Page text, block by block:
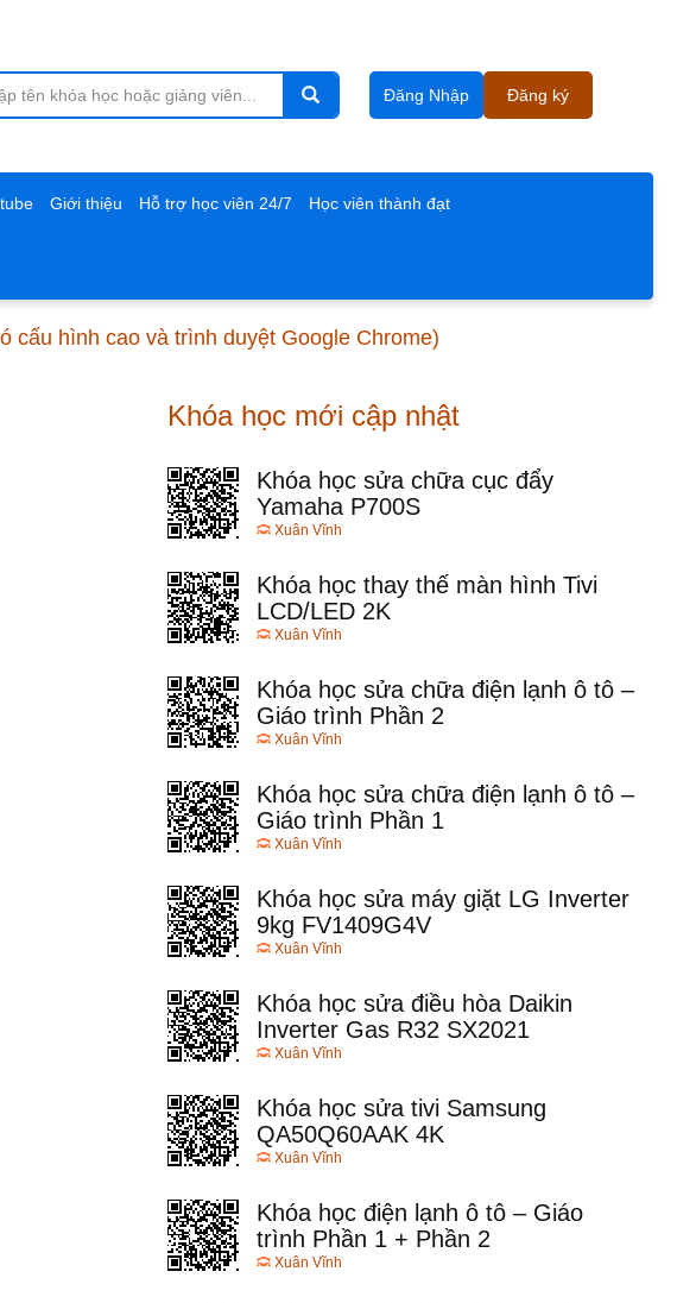
Đăng Nhập Đăng ký
Giới thiệu Hỗ trợ học viên 24/7 Học viên thành đạt
cấu hình cao và trình duyệt Google Chrome)
Khóa học mới cập nhật
Khóa học sửa chữa cục đẩy
Yamaha P700S
Xuân Vĩnh
Khóa học thay thế màn hình Tivi
LCD/LED 2K
Xuân Vĩnh
Khóa học sửa chữa điện lạnh ô tô –
Giáo trình Phần 2
Xuân Vĩnh
Khóa học sửa chữa điện lạnh ô tô –
Giáo trình Phần 1
Xuân Vĩnh
Khóa học sửa máy giặt LG Inverter
9kg FV1409G4V
Xuân Vĩnh
Khóa học sửa điều hòa Daikin
Inverter Gas R32 SX2021
Xuân Vĩnh
Khóa học sửa tivi Samsung
QA50Q60AAK 4K
Xuân Vĩnh
Khóa học điện lạnh ô tô – Giáo
trình Phần 1 + Phần 2
Xuân Vĩnh